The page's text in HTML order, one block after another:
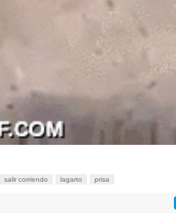
salir corriendo lagarto prisa